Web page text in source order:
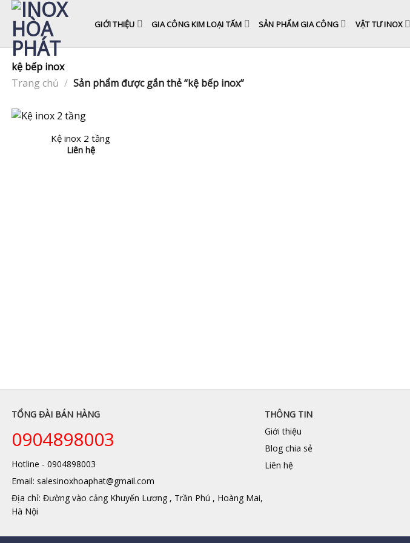
Skip
content
GIỚI THIỆU GIA CÔNG KIM LOẠI TẤM SẢN PHẨM GIA CÔNG VẬT TƯ INOX
kệ bếp inox
Trang chủ / Sản phẩm được gắn thẻ “kệ bếp inox”
Kệ inox 2 tầng
Liên hệ
TỔNG ĐÀI BÁN HÀNG
0904898003
Hotline - 0904898003
Email: salesinoxhoaphat@gmail.com
Địa chỉ: Đường vào cảng Khuyến Lương , Trần Phú , Hoàng Mai,
Hà Nội
THÔNG TIN
Giới thiệu
Blog chia sẻ
Liên hệ